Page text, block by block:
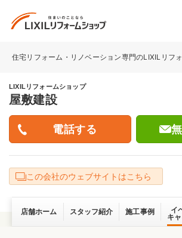
住宅リフォーム・リノベーション専門のLIXILリフ
LIXILリフォームショップ
屋敷建設
この会社のウェブサイトはこちら
店舗ホーム スタッフ紹介 施工事例
イ
キ